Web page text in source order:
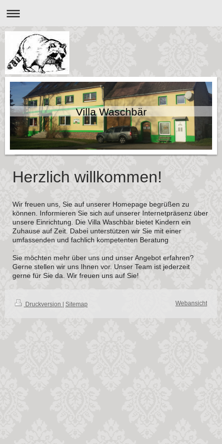
Villa Waschbär
Herzlich willkommen!
Wir freuen uns, Sie auf unserer Homepage begrüßen zu
können. Informieren Sie sich auf unserer Internetpräsenz über
unsere Einrichtung. Die Villa Waschbär bietet Kindern ein
Zuhause auf Zeit. Dabei unterstützen wir Sie mit einer
umfassenden und fachlich kompetenten Beratung
Sie möchten mehr über uns und unser Angebot erfahren?
Gerne stellen wir uns Ihnen vor. Unser Team ist jederzeit
gerne für Sie da. Wir freuen uns auf Sie!
Druckversion Sitemap Webansicht